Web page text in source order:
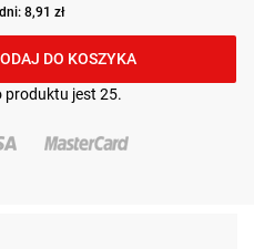
8,91 zł
DO KOSZYKA
produktu jest 25.